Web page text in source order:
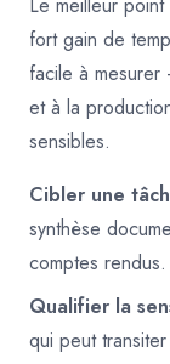
fort gain de
facile à
et à la
sensibles.
Cibler une
synthèse
comptes rendus.
Qualifier la
qui peut